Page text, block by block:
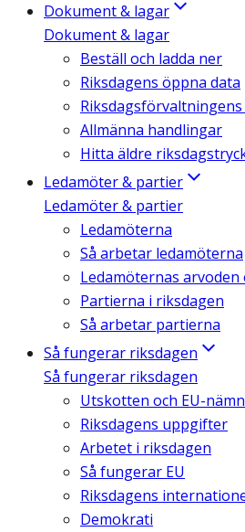
Dokument & lagar
Dokument & lagar
Beställ och ladda ner
Riksdagens öppna data
Allmänna handlingar
Hitta äldre
Ledamöter & partier
Ledamöter & partier
Ledamöterna
Så arbetar ledamöterna
Ledamöternas
Partierna i riksdagen
Så arbetar partierna
Så fungerar riksdagen
Så fungerar riksdagen
Utskotten och EU-
Riksdagens uppgifter
Arbetet i riksdagen
Så fungerar EU
Riksdagens
Demokrati